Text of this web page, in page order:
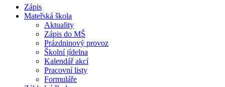
Zápis
Mateřská škola
Aktuality
Zápis do MŠ
Prázdninový provoz
Školní jídelna
Kalendář akcí
Pracovní listy
Formuláře